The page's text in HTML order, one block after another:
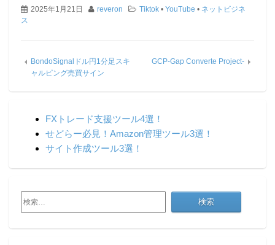
2025年1月21日 reveron Tiktok • YouTube • ネットビジネ
ス
BondoSignalドル円1分足スキ
ャルピング売買サイン
GCP-Gap Converte Project-
FXトレード支援ツール4選！
せどらー必見！Amazon管理ツール3選！
サイト作成ツール3選！
検
索: